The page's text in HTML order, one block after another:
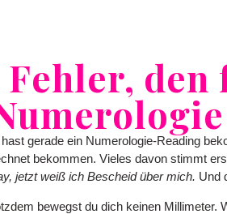
gerade ein Numerologie-Reading
bekommen. Vieles davon stimmt
jetzt weiß ich Bescheid über mich. Und
bewegst du dich keinen Millimeter.